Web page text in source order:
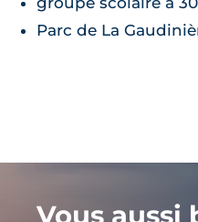
Parc de La
Vous aussi